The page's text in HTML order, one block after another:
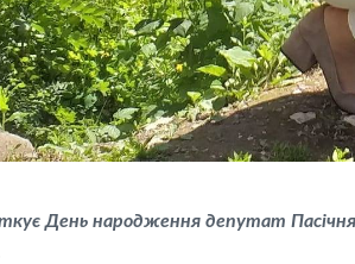
День народження депутат